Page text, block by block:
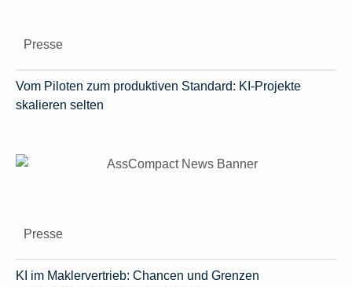
Presse
Vom Piloten zum produktiven Standard: KI-Projekte
skalieren selten
Presse
KI im Maklervertrieb: Chancen und Grenzen